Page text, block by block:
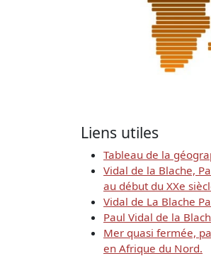
Liens utiles
Tableau de la
Vidal de la Blache,
au début du XXe
Vidal de La Blache
Paul Vidal de la
Mer quasi fermée,
en Afrique du Nord.